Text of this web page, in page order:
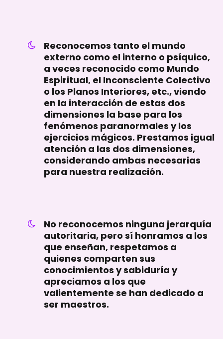
Reconocemos tanto el mundo
externo como el interno o psíquico,
a veces reconocido como Mundo
Espiritual, el Inconsciente Colectivo
o los Planos Interiores, etc., viendo
en la interacción de estas dos
dimensiones la base para los
fenómenos paranormales y los
ejercicios mágicos. Prestamos igual
atención a las dos dimensiones,
considerando ambas necesarias
para nuestra realización.
No reconocemos ninguna jerarquía
autoritaria, pero sí honramos a los
que enseñan, respetamos a
quienes comparten sus
conocimientos y sabiduría y
apreciamos a los que
valientemente se han dedicado a
ser maestros.